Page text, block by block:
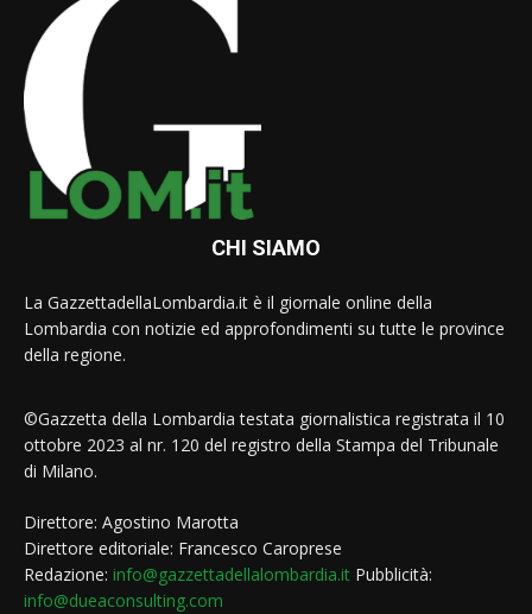
CHI SIAMO
La GazzettadellaLombardia.it è il giornale online della
Lombardia con notizie ed approfondimenti su tutte le province
della regione.
©Gazzetta della Lombardia testata giornalistica registrata il 10
ottobre 2023 al nr. 120 del registro della Stampa del Tribunale
di Milano.
Direttore: Agostino Marotta
Direttore editoriale: Francesco Caroprese
Redazione: info@gazzettadellalombardia.it Pubblicità:
info@dueaconsulting.com